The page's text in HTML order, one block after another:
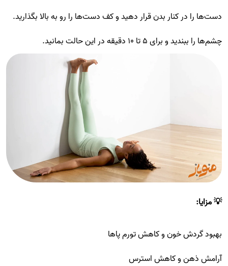
دست‌ها را در کنار بدن قرار دهید و کف دست‌ها را رو به بالا بگذارید.
چشم‌ها را ببندید و برای ۵ تا ۱۰ دقیقه در این حالت بمانید.
💡 مزایا:
بهبود گردش خون و کاهش تورم پاها
آرامش ذهن و کاهش استرس